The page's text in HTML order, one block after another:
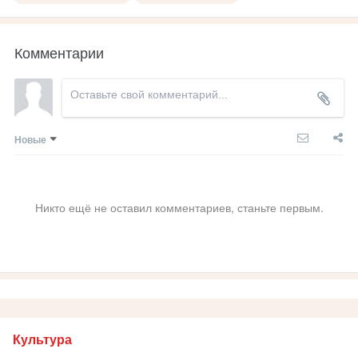
Комментарии
Новые
Никто ещё не оставил комментариев, станьте первым.
Культура